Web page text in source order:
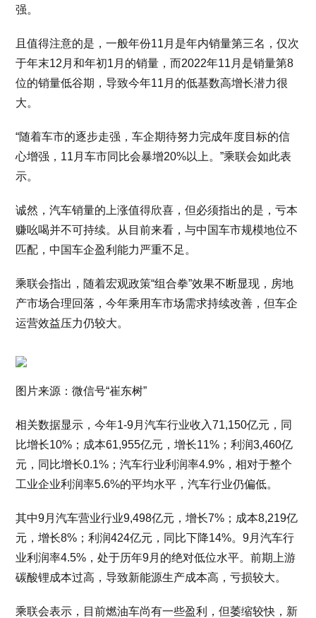
强。
且值得注意的是，一般年份11月是年内销量第三名，仅次
于年末12月和年初1月的销量，而2022年11月是销量第8
位的销量低谷期，导致今年11月的低基数高增长潜力很
大。
“随着车市的逐步走强，车企期待努力完成年度目标的信
心增强，11月车市同比会暴增20%以上。”乘联会如此表
示。
诚然，汽车销量的上涨值得欣喜，但必须指出的是，亏本
赚吆喝并不可持续。从目前来看，与中国车市规模地位不
匹配，中国车企盈利能力严重不足。
乘联会指出，随着宏观政策“组合拳”效果不断显现，房地
产市场合理回落，今年乘用车市场需求持续改善，但车企
运营效益压力仍较大。
图片来源：微信号“崔东树”
相关数据显示，今年1-9月汽车行业收入71,150亿元，同
比增长10%；成本61,955亿元，增长11%；利润3,460亿
元，同比增长0.1%；汽车行业利润率4.9%，相对于整个
工业企业利润率5.6%的平均水平，汽车行业仍偏低。
其中9月汽车营业行业9,498亿元，增长7%；成本8,219亿
元，增长8%；利润424亿元，同比下降14%。9月汽车行
业利润率4.5%，处于历年9月的绝对低位水平。前期上游
碳酸锂成本过高，导致新能源生产成本高，亏损较大。
乘联会表示，目前燃油车尚有一些盈利，但萎缩较快，新